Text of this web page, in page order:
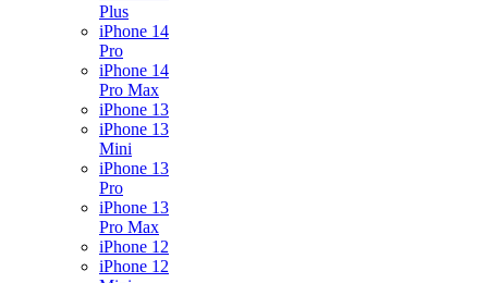
Plus
iPhone 14
Pro
iPhone 14
Pro Max
iPhone 13
iPhone 13
Mini
iPhone 13
Pro
iPhone 13
Pro Max
iPhone 12
iPhone 12